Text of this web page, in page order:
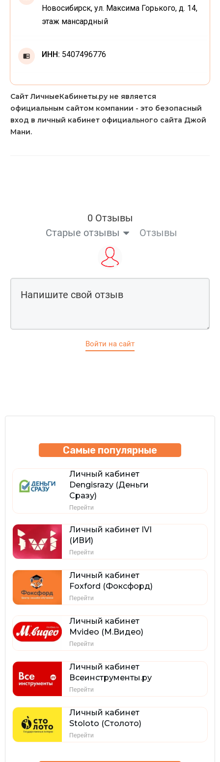
Новосибирск, ул. Максима Горького, д. 14,
этаж мансардный
ИНН: 5407496776
Сайт ЛичныеКабинеты.ру не является
официальным сайтом компании - это безопасный
вход в личный кабинет официального сайта Джой
Мани.
0 Отзывы
Старые отзывы
Отзывы
Войти на сайт
Самые популярные
Личный кабинет
Dengisrazy (Деньги
Сразу)
Перейти
Личный кабинет IVI
(ИВИ)
Перейти
Личный кабинет
Foxford (Фоксфорд)
Перейти
Личный кабинет
Mvideo (М.Видео)
Перейти
Личный кабинет
Всеинструменты.ру
Перейти
Личный кабинет
Stoloto (Столото)
Перейти